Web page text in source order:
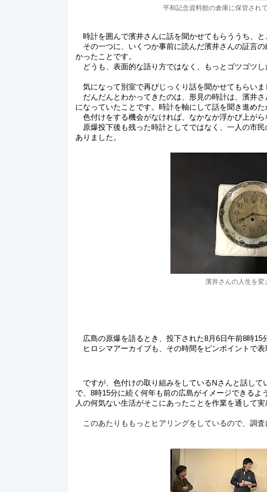
平和記念資料館の倉庫に保管され
時計を囲んで濱井さんに話を聞かせてもらううち、と
その一つに、いくつか事前に読んだ濱井さんの証言
かったことです。
どうも、表面的な語り方ではなく、もっとゴツゴツし
気になって別室で再びじっくり話を聞かせてもらいま
だんだんとわかってきたのは、形見の時計は、濱井
になっていたことです。時計を軸にして話を聞き進めた
色付けをする機会がなければ、なかなか浮かび上がら
原爆投下後も残った時計としてではなく、一人の市
ありました。
濱井さんの人生を変
広島の原爆を語るとき、投下された8月6日午前8時15
ヒロシマアーカイブも、その時間をピンポイントで表
ですが、色付けの取り組みをしているNさんと話して
で、8時15分に続く何年も前の広島がイメージできる
人の何気ない生活がそこにあったことを作業を通して実
このあたりももっとヒアリングをしているので、調